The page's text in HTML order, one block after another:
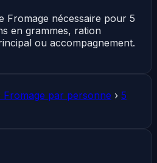
Fromage nécessaire pour 5
en grammes, ration
ou accompagnement.
Fromage par personne › 5